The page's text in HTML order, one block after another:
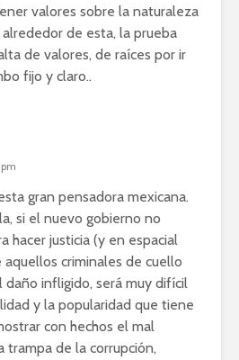
valores sobre la naturaleza
alrededor de esta, la prueba
de valores, de raíces por ir
fijo y claro..
gran pensadora mexicana.
si el nuevo gobierno no
hacer justicia (y en espacial
aquellos criminales de cuello
daño infligido, será muy difícil
y la popularidad que tiene
con hechos el mal
trampa de la corrupción,